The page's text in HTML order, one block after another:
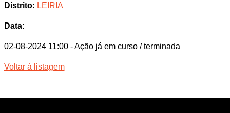
Distrito: LEIRIA
Data:
02-08-2024 11:00 - Ação já em curso / terminada
Voltar à listagem